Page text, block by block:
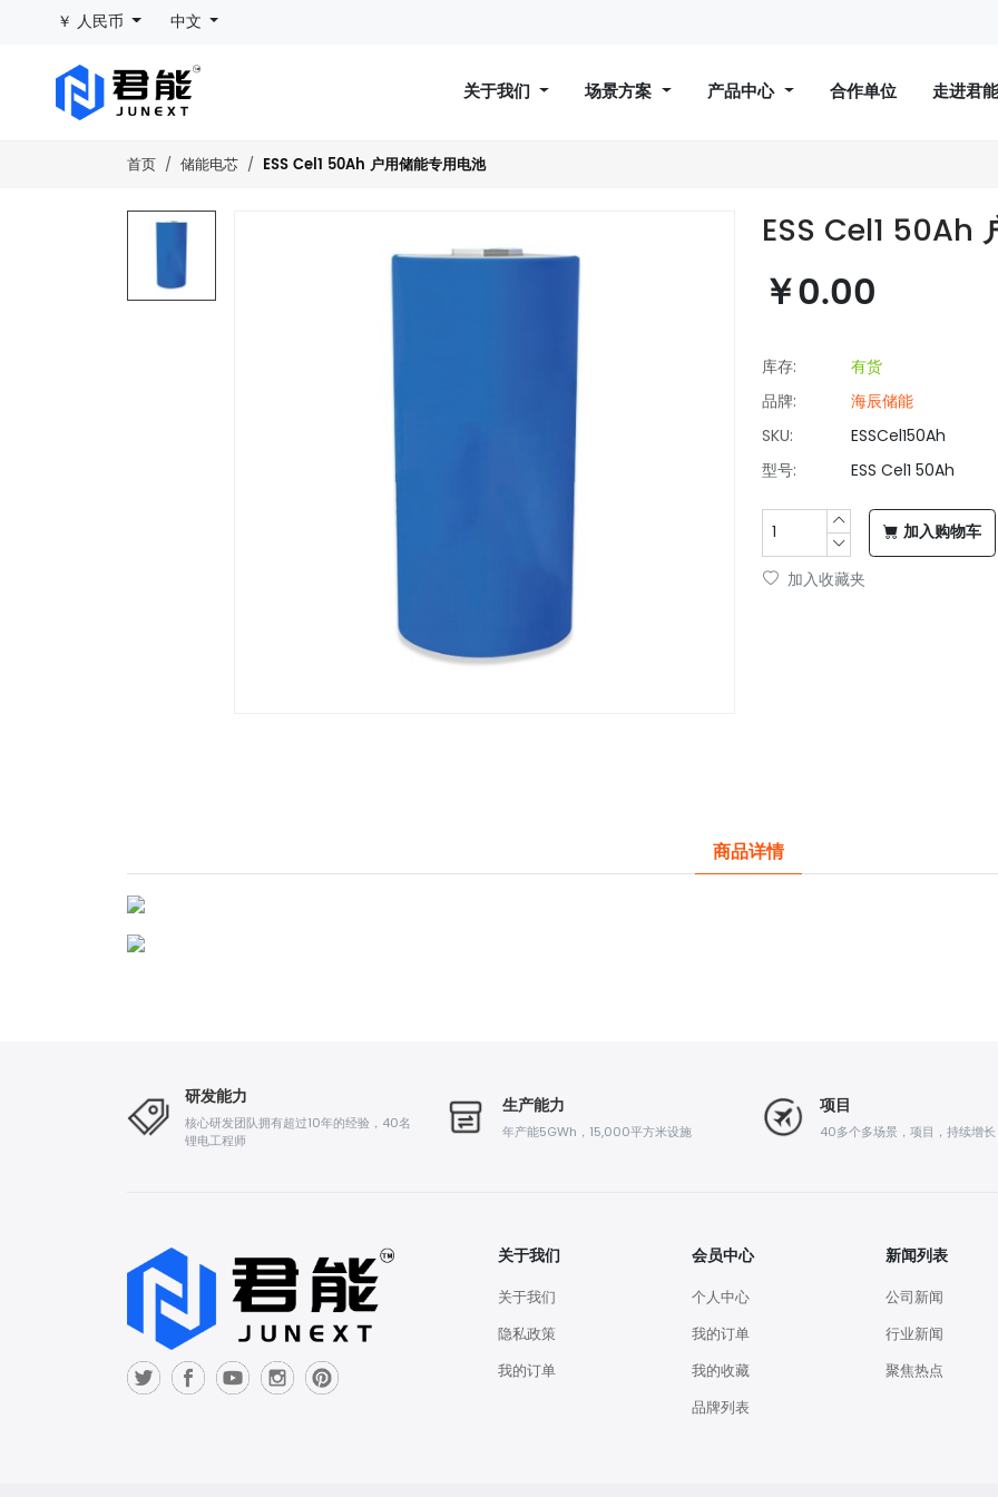
￥ 人民币 中文
关于我们 场景方案 产品中心 合作单位 走进君
首页 储能电芯 ESS Cel1 50Ah 户用储能专用电池
ESS Cel1 50Ah
￥0.00
库存:
有货
品牌:
海辰储能
SKU:
ESSCel150Ah
型号:
ESS Cel1 50Ah
加入购物车
加入收藏夹
商品详情
研发能力
核心研发团队拥有超过10年的经验，40名
锂电工程师
生产能力
年产能5GWh，15,000平方米设施
项目
40多个多场景，项目，持续增长
关于我们
关于我们
隐私政策
我的订单
会员中心
个人中心
我的订单
我的收藏
品牌列表
新闻列表
公司新闻
行业新闻
聚焦热点